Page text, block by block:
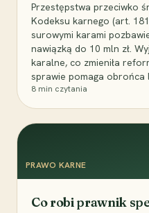
Przestępstwa przeciwko
Kodeksu karnego (art.
surowymi karami
nawiązką do 10 mln zł.
karalne, co zmieniła
sprawie pomaga obrońca
8 min czytania
PRAWO KARNE
Co robi prawnik